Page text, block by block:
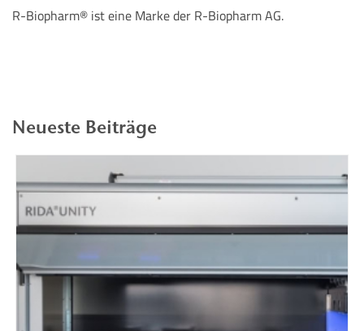
R-Biopharm® ist eine Marke der R-Biopharm AG.
Neueste Beiträge